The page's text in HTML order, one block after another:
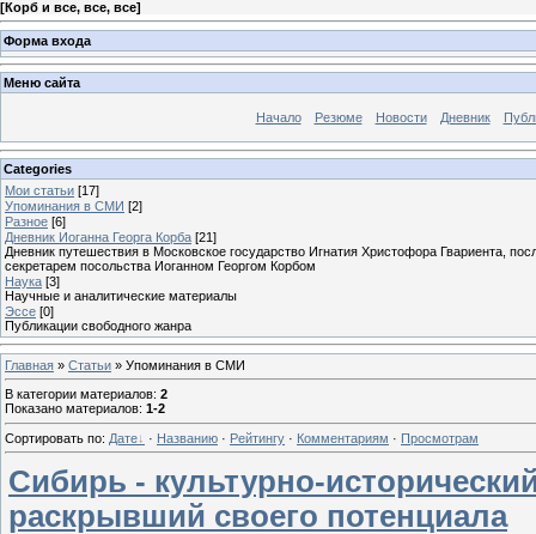
[Корб и все, все, все]
Форма входа
Меню сайта
Начало Резюме Новости Дневник
Categories
Мои статьи [17]
Упоминания в СМИ [2]
Разное [6]
Дневник Иоганна Георга Корба [21]
Дневник путешествия в Московское государство Игнатия Христофора Гвариента,
секретарем посольства Иоганном Георгом Корбом
Наука [3]
Научные и аналитические материалы
Эссе [0]
Публикации свободного жанра
Главная » Статьи » Упоминания в СМИ
В категории материалов: 2
Показано материалов: 1-2
Сортировать по: Дате · Названию · Рейтингу · Комментариям · Просмотрам
Сибирь - культурно-
раскрывший своего потенциала